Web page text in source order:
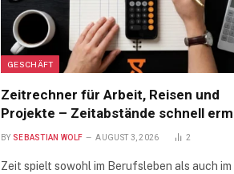
GESCHÄFT
Zeitrechner für Arbeit, Reisen und
Projekte – Zeitabstände schnell
BY SEBASTIAN WOLF AUGUST 3, 2026 2
Zeit spielt sowohl im Berufsleben als auch im